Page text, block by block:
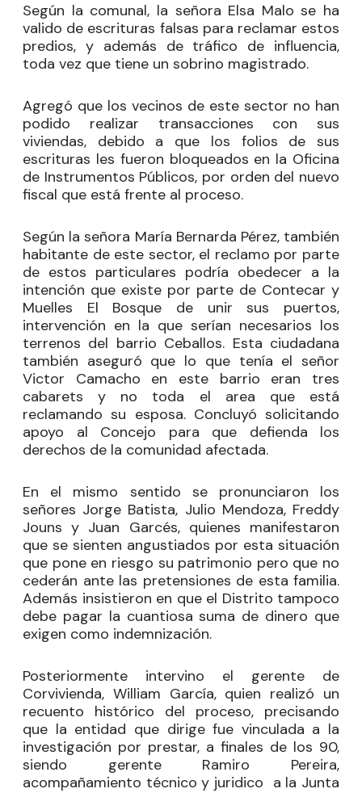
Según la comunal, la señora Elsa Malo se ha
valido de escrituras falsas para reclamar estos
predios, y además de tráfico de influencia,
toda vez que tiene un sobrino magistrado.
Agregó que los vecinos de este sector no han
podido realizar transacciones con sus
viviendas, debido a que los folios de sus
escrituras les fueron bloqueados en la Oficina
de Instrumentos Públicos, por orden del nuevo
fiscal que está frente al proceso.
Según la señora María Bernarda Pérez, también
habitante de este sector, el reclamo por parte
de estos particulares podría obedecer a la
intención que existe por parte de Contecar y
Muelles El Bosque de unir sus puertos,
intervención en la que serían necesarios los
terrenos del barrio Ceballos. Esta ciudadana
también aseguró que lo que tenía el señor
Victor Camacho en este barrio eran tres
cabarets y no toda el area que está
reclamando su esposa. Concluyó solicitando
apoyo al Concejo para que defienda los
derechos de la comunidad afectada.
En el mismo sentido se pronunciaron los
señores Jorge Batista, Julio Mendoza, Freddy
Jouns y Juan Garcés, quienes manifestaron
que se sienten angustiados por esta situación
que pone en riesgo su patrimonio pero que no
cederán ante las pretensiones de esta familia.
Además insistieron en que el Distrito tampoco
debe pagar la cuantiosa suma de dinero que
exigen como indemnización.
Posteriormente intervino el gerente de
Corvivienda, William García, quien realizó un
recuento histórico del proceso, precisando
que la entidad que dirige fue vinculada a la
investigación por prestar, a finales de los 90,
siendo gerente Ramiro Pereira,
acompañamiento técnico y juridico a la Junta